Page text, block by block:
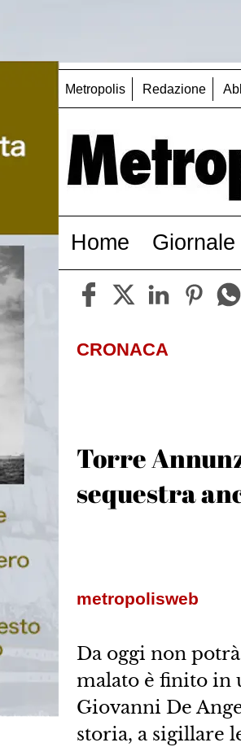
Metropolis Redazione
Home Giornale
CRONACA
Torre
sequestra
metropolisweb
Da oggi non
malato è finito in
Giovanni De
storia, a sigillare